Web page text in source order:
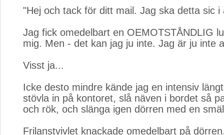
"Hej och tack för ditt mail. Jag ska detta sic i
Jag fick omedelbart en OEMOTSTÅNDLIG
mig. Men - det kan jag ju inte. Jag är ju inte
Visst ja...
Icke desto mindre kände jag en intensiv
stövla in på kontoret, slå näven i bordet så
och rök, och slänga igen dörren med en
Frilanstvivlet knackade omedelbart på